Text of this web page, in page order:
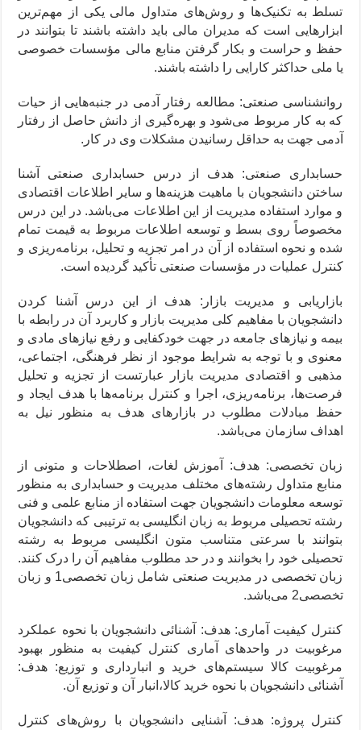
تسلط به تکنیک‌ها و روش‌های متداول مالی یکی از مهم‌ترین
ابزارهایی است که مدیران مالی باید داشته باشند تا بتوانند در
حفظ و حراست و بکار گرفتن منابع مالی مؤسسات خصوصی
یا ملی حداکثر کارایی را داشته باشند.
روانشناسی صنعتی: مطالعه رفتار آدمی در جنبه‌هایی از حیات
که به کار مربوط می‌شود و بهره‌گیری از دانش حاصل از رفتار
آدمی جهت به حداقل رسانیدن مشکلات وی در کار.
حسابداری صنعتی: هدف از درس حسابداری صنعتی آشنا
ساختن دانشجویان با ماهیت هزینه‌ها و سایر اطلاعات اقتصادی
و موارد استفاده مدیریت از این اطلاعات می‌باشد. در این درس
مخصوصاً روی بسط و توسعه اطلاعات مربوط به قیمت تمام
شده و نحوه استفاده از آن در امر تجزیه و تحلیل، برنامه‌ریزی و
کنترل عملیات در مؤسسات صنعتی تأکید گردیده است.
بازاریابی و مدیریت بازار: هدف از این درس آشنا کردن
دانشجویان با مفاهیم کلی مدیریت بازار و کاربرد آن در رابطه با
بیمه و نیازهای جامعه در جهت خودکفایی و رفع نیازهای مادی و
معنوی و با توجه به شرایط موجود از نظر فرهنگی، اجتماعی،
مذهبی و اقتصادی مدیریت بازار عبارتست از تجزیه و تحلیل
فرصت‌ها، برنامه‌ریزی، اجرا و کنترل برنامه‌ها با هدف ایجاد و
حفظ مبادلات مطلوب در بازارهای هدف به منظور نیل به
اهداف سازمان می‌باشد.
زبان تخصصی: هدف: آموزش لغات، اصطلاحات و متونی از
منابع متداول رشته‌های مختلف مدیریت و حسابداری به منظور
توسعه معلومات دانشجویان جهت استفاده از منابع علمی و فنی
رشته تحصیلی مربوط به زبان انگلیسی به ترتیبی که دانشجویان
بتوانند با سرعتی متناسب متون انگلیسی مربوط به رشته
تحصیلی خود را بخوانند و در حد مطلوب مفاهیم آن را درک کنند.
زبان تخصصی در مدیریت صنعتی شامل زبان تخصصی1 و زبان
تخصصی2 می‌باشد.
کنترل کیفیت آماری: هدف: آشنائی دانشجویان با نحوه عملکرد
مرغوبیت در واحدهای آماری کنترل کیفیت به منظور بهبود
مرغوبیت کالا سیستم‌های خرید و انبارداری و توزیع: هدف:
آشنائی دانشجویان با نحوه خرید کالا،انبار آن و توزیع آن.
کنترل پروژه: هدف: آشنایی دانشجویان با روش‌های کنترل